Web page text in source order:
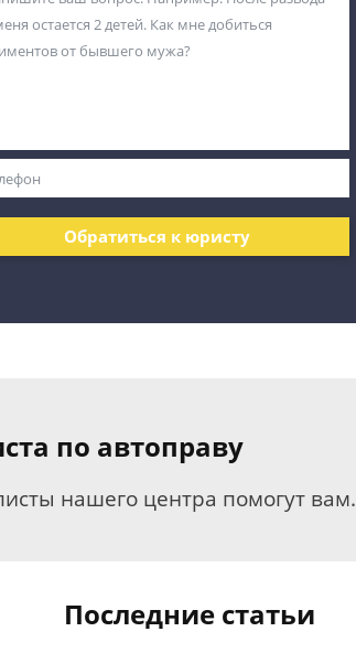
Обратиться к юристу
по автоправу
нашего центра помогут вам.
Последние статьи